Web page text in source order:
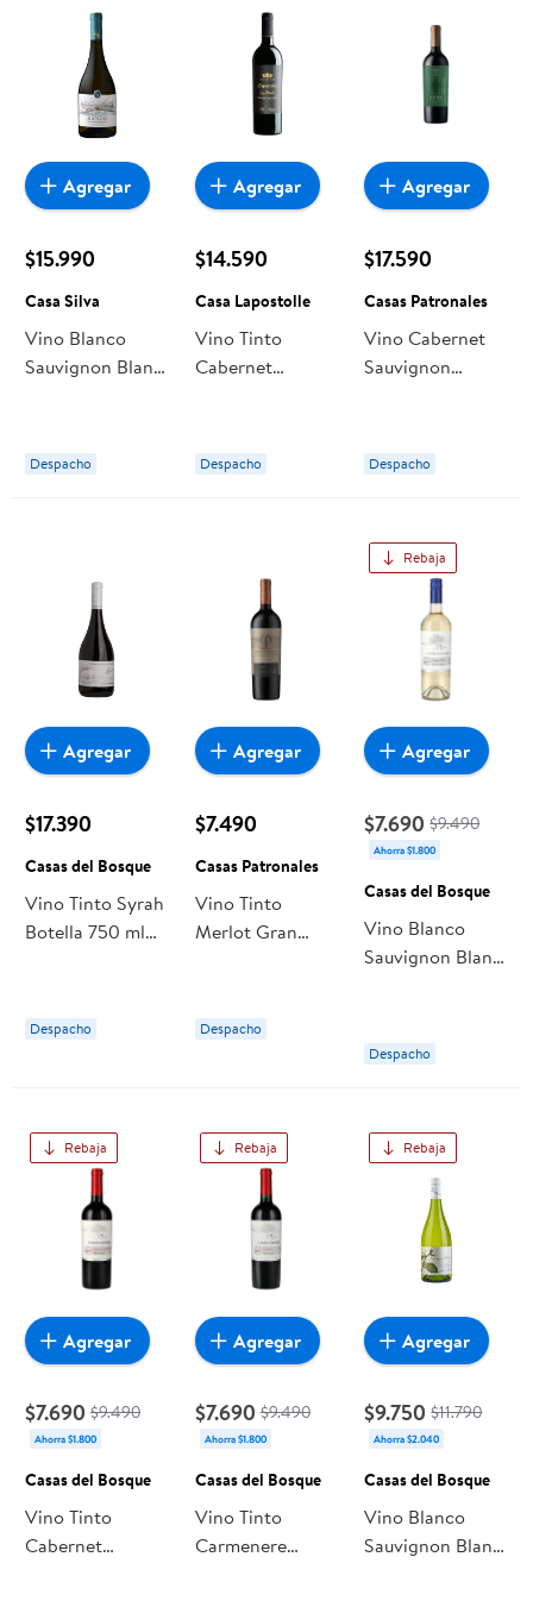
$15.990
Casa Silva
Vino Blanco
Sauvignon Blanc
Despacho
Agregar
$14.590
Casa Lapostolle
Vino Tinto
Cabernet
Casa Lapostolle
Despacho
Agregar
$17.590
Casas Patronales
Vino Cabernet
Sauvignon
Despacho
Agregar
$17.390
Casas del Bosque
Vino Tinto Syrah
Botella 750 ml
Despacho
Agregar
$7.490
Casas Patronales
Vino Tinto
Merlot Gran
Patronales
Despacho
Agregar
Rebaja
$7.690 $9.490
Ahorra $1.800
Casas del Bosque
Vino Blanco
Sauvignon Blanc
Bosque
Despacho
Agregar
Rebaja
$7.690 $9.490
Ahorra $1.800
Casas del Bosque
Vino Tinto
Cabernet
Agregar
Rebaja
$7.690 $9.490
Ahorra $1.800
Casas del Bosque
Vino Tinto
Carmenere
Agregar
Rebaja
$9.750 $11.790
Ahorra $2.040
Casas del Bosque
Vino Blanco
Sauvignon Blanc
Agregar